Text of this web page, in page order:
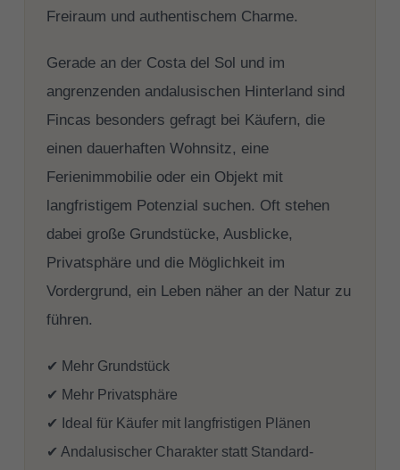
Freiraum und authentischem Charme.
Gerade an der Costa del Sol und im
angrenzenden andalusischen Hinterland sind
Fincas besonders gefragt bei Käufern, die
einen dauerhaften Wohnsitz, eine
Ferienimmobilie oder ein Objekt mit
langfristigem Potenzial suchen. Oft stehen
dabei große Grundstücke, Ausblicke,
Privatsphäre und die Möglichkeit im
Vordergrund, ein Leben näher an der Natur zu
führen.
✔ Mehr Grundstück
✔ Mehr Privatsphäre
✔ Ideal für Käufer mit langfristigen Plänen
✔ Andalusischer Charakter statt Standard-